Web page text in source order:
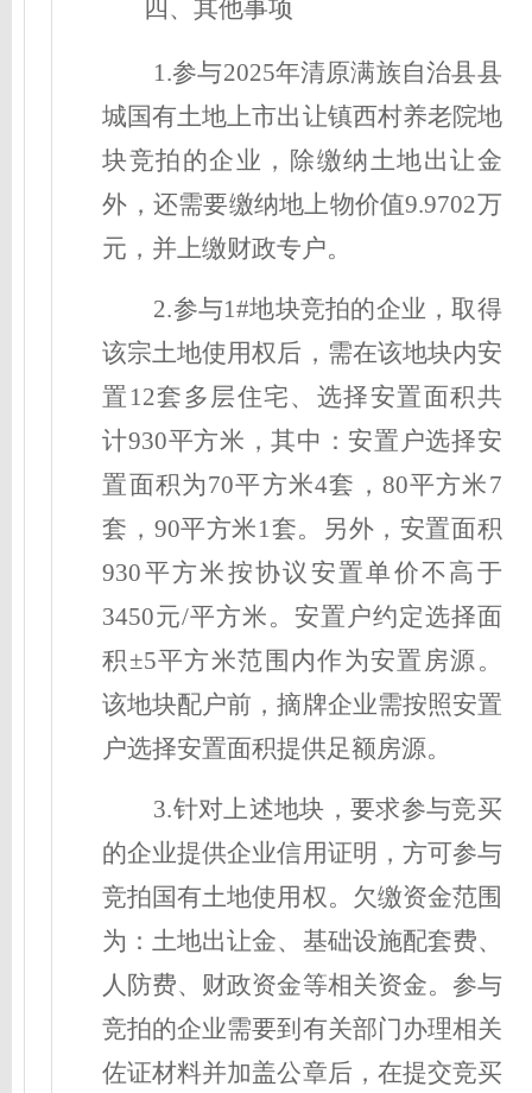
四、其他事项
1.参与2025年清原满族自治县县
城国有土地上市出让镇西村养老院地
块竞拍的企业，除缴纳土地出让金
外，还需要缴纳地上物价值9.9702万
元，并上缴财政专户。
2.参与1#地块竞拍的企业，取得
该宗土地使用权后， 需在该地块内安
置12套多层住宅、选择安置面积共
计930平方米，其中：安置户选择安
置面积为70平方米4套，80平方米7
套，90平方米1套。另外，安置面积
930平方米按协议安置单价不高于
3450元/平方米。安置户约定选择面
积±5平方米范围内作为安置房源。
该地块配户前，摘牌企业需按照安置
户选择安置面积提供足额房源。
3.针对上述地块，要求参与竞买
的企业提供企业信用证明，方可参与
竞拍国有土地使用权。欠缴资金范围
为：土地出让金、基础设施配套费、
人防费、财政资金等相关资金。参与
竞拍的企业需要到有关部门办理相关
佐证材料并加盖公章后，在提交竞买